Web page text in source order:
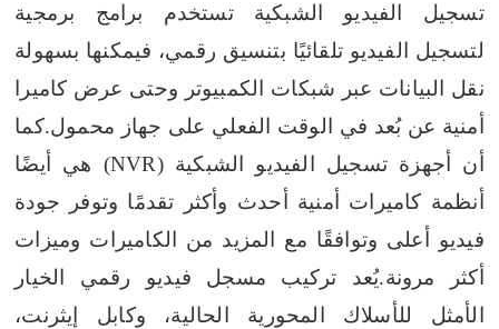
تسجيل الفيديو الشبكية تستخدم برامج برمجية
لتسجيل الفيديو تلقائيًا بتنسيق رقمي، فيمكنها بسهولة
نقل البيانات عبر شبكات الكمبيوتر وحتى عرض كاميرا
أمنية عن بُعد في الوقت الفعلي على جهاز محمول.كما
أن أجهزة تسجيل الفيديو الشبكية (NVR) هي أيضًا
أنظمة كاميرات أمنية أحدث وأكثر تقدمًا وتوفر جودة
فيديو أعلى وتوافقًا مع المزيد من الكاميرات وميزات
أكثر مرونة.يُعد تركيب مسجل فيديو رقمي الخيار
الأمثل للأسلاك المحورية الحالية، وكابل إيثرنت،